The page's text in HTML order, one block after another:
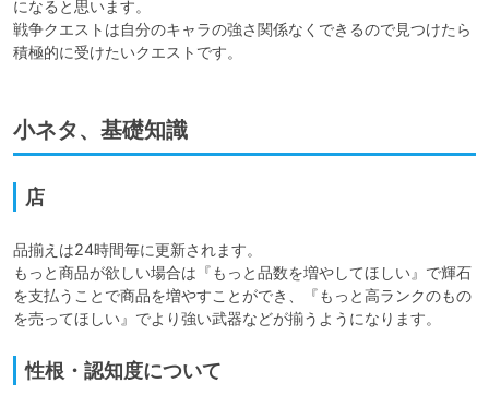
になると思います。
戦争クエストは自分のキャラの強さ関係なくできるので見つけたら
積極的に受けたいクエストです。
小ネタ、基礎知識
店
品揃えは24時間毎に更新されます。
もっと商品が欲しい場合は『もっと品数を増やしてほしい』で輝石
を支払うことで商品を増やすことができ、『もっと高ランクのもの
を売ってほしい』でより強い武器などが揃うようになります。
性根・認知度について